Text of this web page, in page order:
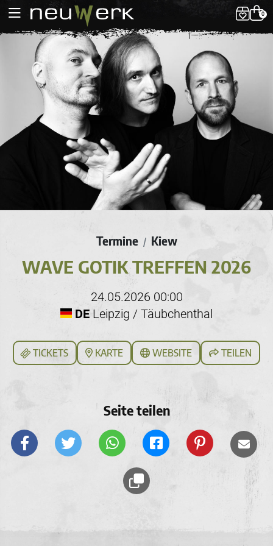
0
Termine / Kiew
WAVE GOTIK TREFFEN 2026
24.05.2026 00:00
DE Leipzig / Täubchenthal
TICKETS KARTE WEBSITE TEILEN
Seite teilen